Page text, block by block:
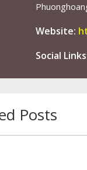
Website:
Social
Posts